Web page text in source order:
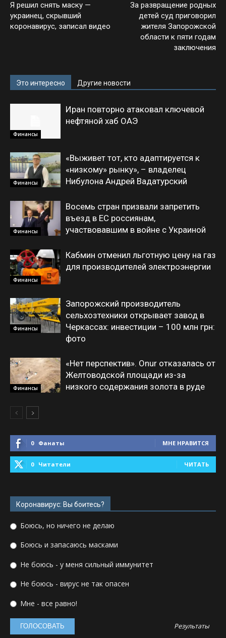
Я решил снять маску —
украинец, скрывший
коронавирус, записал видео
За развращение родных
детей суд приговорил
жителя Запорожской
области к пяти годам
заключения
Это интересно Другие новости
Финансы
Иран повторно атаковал ключевой
нефтяной хаб ОАЭ
Финансы
«Выживет тот, кто адаптируется к
«низкому» рынку», – владелец
Нибулона Андрей Вадатурский
Финансы
Восемь стран призвали запретить
въезд в ЕС россиянам,
участвовавшим в войне с Украиной
Финансы
Кабмин отменил льготную цену на газ
для производителей электроэнергии
Финансы
Запорожский производитель
сельхозтехники открывает завод в
Черкассах: инвестиции – 100 млн грн:
фото
Финансы
«Нет перспектив». Onur отказалась от
Желтоводской площади из-за
низкого содержания золота в руде
0 Фанаты МНЕ НРАВИТСЯ
0 Читатели ЧИТАТЬ
Коронавирус: Вы боитесь?
Боюсь, но ничего не делаю
Боюсь и запасаюсь масками
Не боюсь - у меня сильный иммунитет
Не боюсь - вирус не так опасен
Мне - все равно!
Результаты